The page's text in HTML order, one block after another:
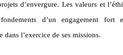
d’envergure. Les valeurs et
d’un engagement
dans l’exercice de ses missions.